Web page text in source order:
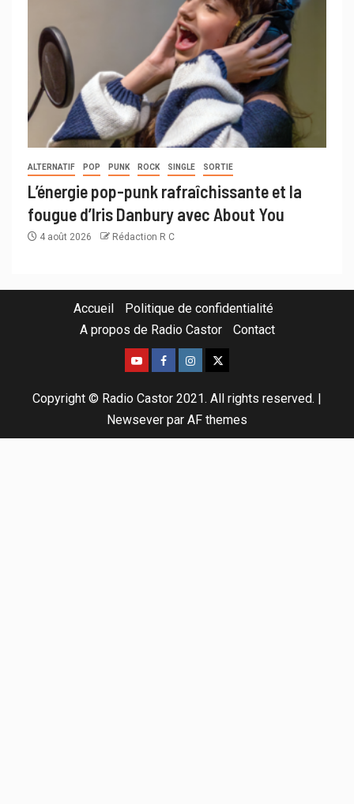
ALTERNATIF POP PUNK ROCK SINGLE SORTIE
L’énergie pop-punk rafraîchissante et la
fougue d’Iris Danbury avec About You
4 août 2026 Rédaction R C
Accueil
Politique de confidentialité
A propos de Radio Castor
Contact
Copyright © Radio Castor 2021. All rights reserved. |
Newsever par AF themes